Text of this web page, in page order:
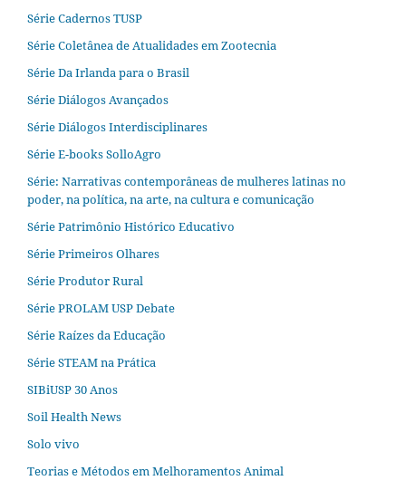
Série Cadernos TUSP
Série Coletânea de Atualidades em Zootecnia
Série Da Irlanda para o Brasil
Série Diálogos Avançados
Série Diálogos Interdisciplinares
Série E-books SolloAgro
Série: Narrativas contemporâneas de mulheres latinas no
poder, na política, na arte, na cultura e comunicação
Série Patrimônio Histórico Educativo
Série Primeiros Olhares
Série Produtor Rural
Série PROLAM USP Debate
Série Raízes da Educação
Série STEAM na Prática
SIBiUSP 30 Anos
Soil Health News
Solo vivo
Teorias e Métodos em Melhoramentos Animal